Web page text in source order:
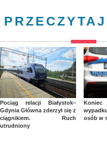
Pociąg relacji Białystok–
Gdynia Główna zderzył się z
ciągnikiem. Ruch
utrudniony
osób w